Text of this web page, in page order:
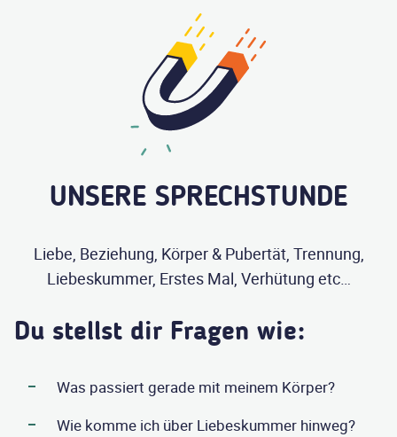
UNSERE SPRECHSTUNDE
Liebe, Beziehung, Körper & Pubertät, Trennung,
Liebeskummer, Erstes Mal, Verhütung etc…
Du stellst dir Fragen wie:
Was passiert gerade mit meinem Körper?
Wie komme ich über Liebeskummer hinweg?